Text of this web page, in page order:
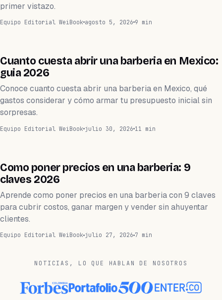
primer vistazo.
Equipo Editorial WeiBook agosto 5, 2026 9 min
BARBERÍA
Cuanto cuesta abrir una barberia en Mexico:
guia 2026
Conoce cuanto cuesta abrir una barberia en Mexico, qué
gastos considerar y cómo armar tu presupuesto inicial sin
sorpresas.
Equipo Editorial WeiBook julio 30, 2026 11 min
Como poner precios en una barberia: 9
claves 2026
Aprende como poner precios en una barberia con 9 claves
para cubrir costos, ganar margen y vender sin ahuyentar
clientes.
Equipo Editorial WeiBook julio 27, 2026 7 min
NOTICIAS, LO QUE HABLAN DE NOSOTROS